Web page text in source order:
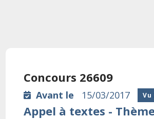
Concours 26609
Avant le 15/03/2017 Vu
Appel à textes -